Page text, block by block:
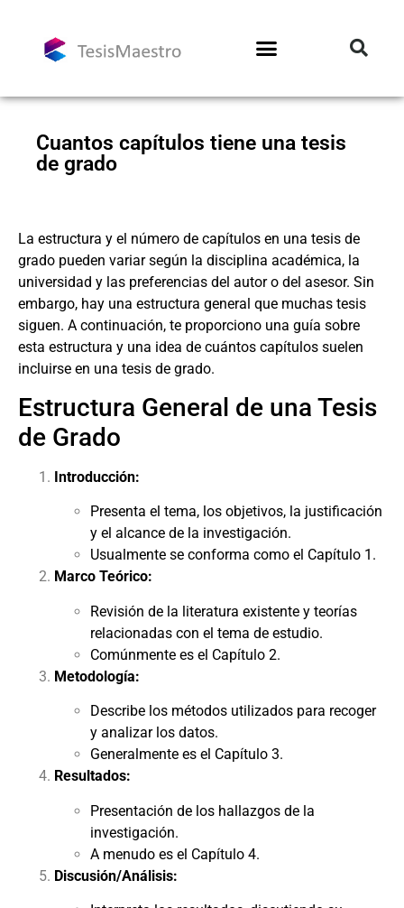
Cuantos capítulos tiene una tesis
de grado
La estructura y el número de capítulos en una tesis de
grado pueden variar según la disciplina académica, la
universidad y las preferencias del autor o del asesor. Sin
embargo, hay una estructura general que muchas tesis
siguen. A continuación, te proporciono una guía sobre
esta estructura y una idea de cuántos capítulos suelen
incluirse en una tesis de grado.
Estructura General de una Tesis
de Grado
Introducción:
Presenta el tema, los objetivos, la justificación
y el alcance de la investigación.
Usualmente se conforma como el Capítulo 1.
Marco Teórico:
Revisión de la literatura existente y teorías
relacionadas con el tema de estudio.
Comúnmente es el Capítulo 2.
Metodología:
Describe los métodos utilizados para recoger
y analizar los datos.
Generalmente es el Capítulo 3.
Resultados:
Presentación de los hallazgos de la
investigación.
A menudo es el Capítulo 4.
Discusión/Análisis: